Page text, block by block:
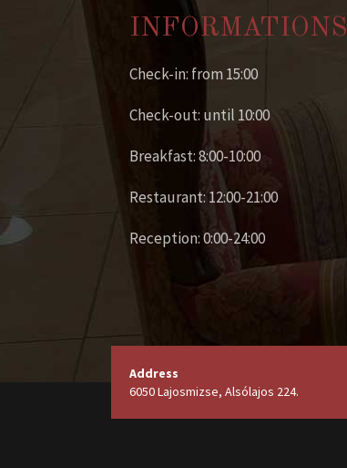
INFORMATIONS
Check-in: from 15:00
Check-out: until 10:00
Breakfast: 8:00-10:00
Restaurant: 12:00-21:00
Reception: 0:00-24:00
Address
6050 Lajosmizse, Alsólajos 224.